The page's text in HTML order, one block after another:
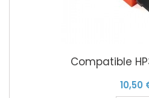
Compatible
10,50